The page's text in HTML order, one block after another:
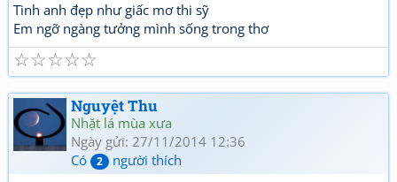
Tình anh đẹp như giấc mơ thi sỹ
Em ngỡ ngàng tưởng mình sống trong thơ
☆
☆
☆
☆
☆
Nguyệt Thu
Nhặt lá mùa xưa
Ngày gửi: 27/11/2014 12:36
Có
2 người thích